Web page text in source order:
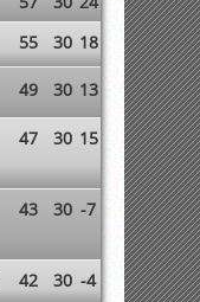
55 30 18
49 30 13
47 30 15
43 30 -7
42 30 -4